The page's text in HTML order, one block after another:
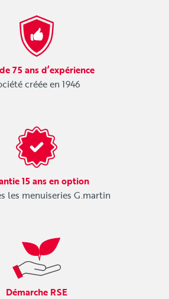
75 ans d’expérience
créée en 1946
15 ans en option
les menuiseries G.martin
Démarche RSE